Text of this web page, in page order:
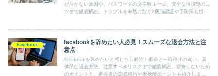
が届かない原因や、パスワードの文字数ルール、安全な再設定のコ
ツまで徹底解説。トラブルを未然に防ぐ2段階認証や予防策も紹介
Facebook
facebookを辞めたい人必見！スムーズな退会方法と注
意点
facebookを辞めたいと感じたら必読！退会と一時停止の違い、具
体的な退会方法、注意すべきリスクまで徹底解説。後悔しないため
のポイントと、退会後のSNS移行や断捨離のヒントも紹介しま